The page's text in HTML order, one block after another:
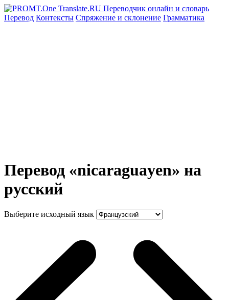
Перевод Контексты Спряжение и склонение Грамматика
Перевод «nicaraguayen» на
русский
Выберите исходный язык